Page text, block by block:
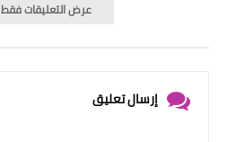
عرض التعليقات فقط
إرسال تعليق